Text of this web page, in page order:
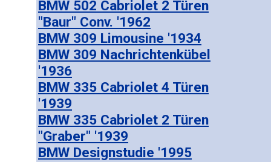
BMW 502 Cabriolet 2 Türen
"Baur" Conv. '1962
BMW 309 Limousine '1934
BMW 309 Nachrichtenkübel
'1936
BMW 335 Cabriolet 4 Türen
'1939
BMW 335 Cabriolet 2 Türen
"Graber" '1939
BMW Designstudie '1995